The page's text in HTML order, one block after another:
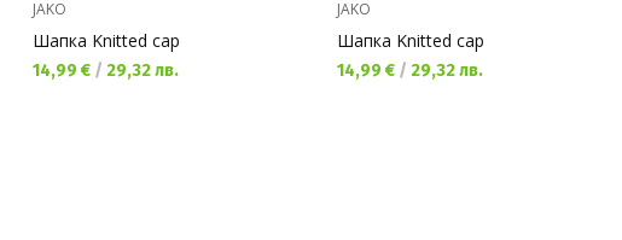
JAKO
Шапка Knitted cap
Текуща цена:
14,99 € / 29,32 лв.
JAKO
Шапка Knitted cap
Текуща цена:
14,99 € / 29,32 лв.